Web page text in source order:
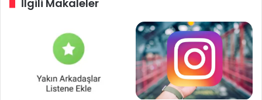
n
İlgili Makaleler